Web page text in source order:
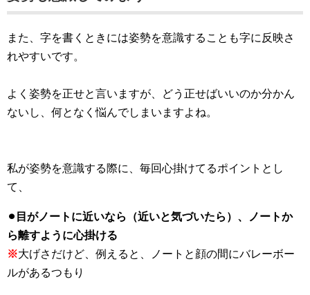
また、字を書くときには姿勢を意識することも字に反映さ
れやすいです。
よく姿勢を正せと言いますが、どう正せばいいのか分かん
ないし、何となく悩んでしまいますよね。
私が姿勢を意識する際に、毎回心掛けてるポイントとし
て、
⚫︎目がノートに近いなら（近いと気づいたら）、ノートか
ら離すように心掛ける
※大げさだけど、例えると、ノートと顔の間にバレーボー
ルがあるつもり